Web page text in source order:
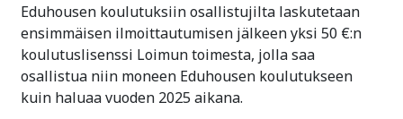
Eduhousen koulutuksiin osallistujilta laskutetaan
ensimmäisen ilmoittautumisen jälkeen yksi 50 €:n
koulutuslisenssi Loimun toimesta, jolla saa
osallistua niin moneen Eduhousen koulutukseen
kuin haluaa vuoden 2025 aikana.